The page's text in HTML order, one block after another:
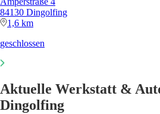
84130 Dingolfing
1,6 km
geschlossen
Aktuelle Werkstatt &
Dingolfing